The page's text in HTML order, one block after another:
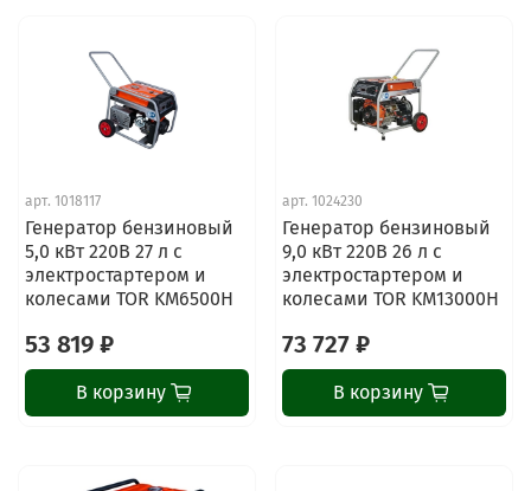
арт. 1018117
Генератор бензиновый
5,0 кВт 220В 27 л с
электростартером и
колесами TOR KM6500H
53 819 ₽
В корзину
арт. 1024230
Генератор бензиновый
9,0 кВт 220В 26 л с
электростартером и
колесами TOR KM13000H
73 727 ₽
В корзину